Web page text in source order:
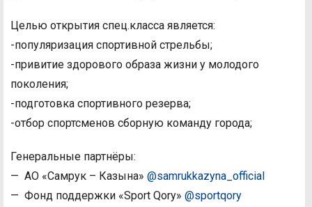
Целью открытия спец.класса является:
-популяризация спортивной стрельбы;
-привитие здорового образа жизни у молодого
поколения;
-подготовка спортивного резерва;
-отбор спортсменов сборную команду города;
Генеральные партнёры:
— АО «Самрук – Казына» @samrukkazyna_official
— Фонд поддержки «Sport Qory» @sportqory